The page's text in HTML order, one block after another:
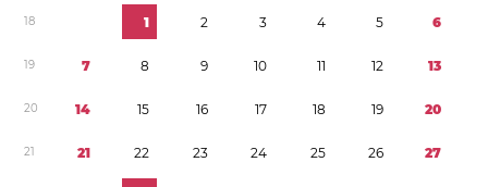
18 1 2 3 4 5 6
19 7 8 9 10 11 12 13
20 14 15 16 17 18 19 20
21 21 22 23 24 25 26 27